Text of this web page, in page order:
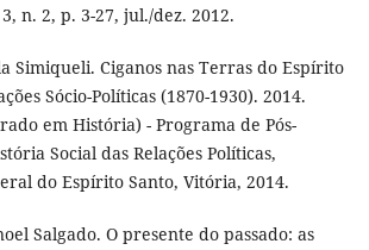
n. 2, p. 3-27, jul./dez. 2012.
Simiqueli. Ciganos nas Terras do Espírito
Sócio-Políticas (1870-1930). 2014.
em História) - Programa de Pós-
Social das Relações Políticas,
do Espírito Santo, Vitória, 2014.
Salgado. O presente do passado: as